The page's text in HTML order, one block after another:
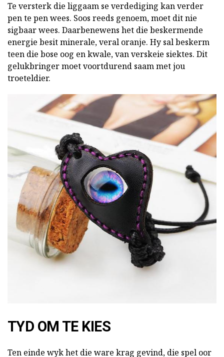
Te versterk die liggaam se verdediging kan verder
pen te pen wees. Soos reeds genoem, moet dit nie
sigbaar wees. Daarbenewens het die beskermende
energie besit minerale, veral oranje. Hy sal beskerm
teen die bose oog en kwale, van verskeie siektes. Dit
gelukbringer moet voortdurend saam met jou
troeteldier.
TYD OM TE KIES
Ten einde wyk het die ware krag gevind, die spel oor